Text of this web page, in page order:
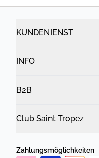
KUNDENIENST
INFO
B2B
Club Saint Tropez
Zahlungsmöglichkeiten